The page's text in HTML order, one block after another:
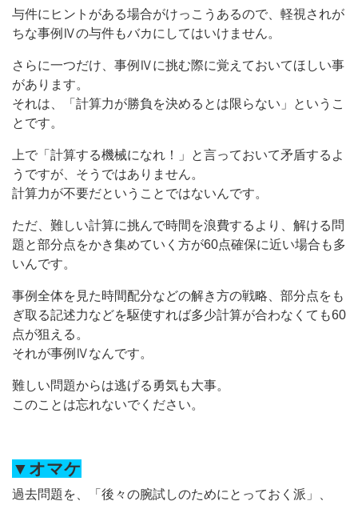
与件にヒントがある場合がけっこうあるので、軽視されが
ちな事例Ⅳの与件もバカにしてはいけません。
さらに一つだけ、事例Ⅳに挑む際に覚えておいてほしい事
があります。
それは、「計算力が勝負を決めるとは限らない」というこ
とです。
上で「計算する機械になれ！」と言っておいて矛盾するよ
うですが、そうではありません。
計算力が不要だということではないんです。
ただ、難しい計算に挑んで時間を浪費するより、解ける問
題と部分点をかき集めていく方が60点確保に近い場合も多
いんです。
事例全体を見た時間配分などの解き方の戦略、部分点をも
ぎ取る記述力などを駆使すれば多少計算が合わなくても60
点が狙える。
それが事例Ⅳなんです。
難しい問題からは逃げる勇気も大事。
このことは忘れないでください。
▼オマケ
過去問題を、「後々の腕試しのためにとっておく派」、